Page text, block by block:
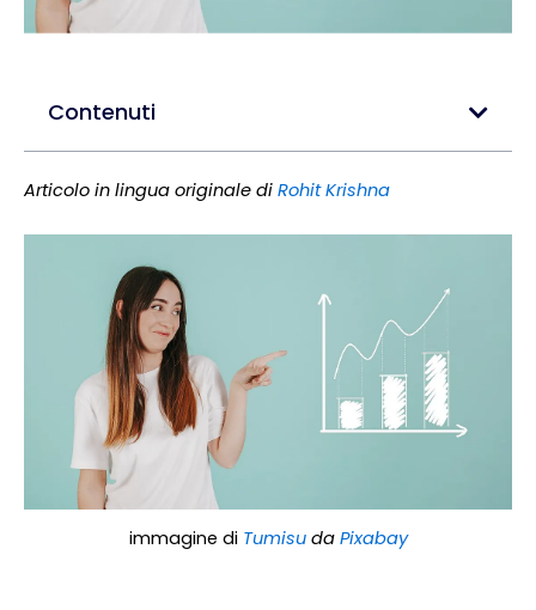
Articolo in lingua originale di Rohit Krishna
immagine di Tumisuda Pixabay
Contenuti